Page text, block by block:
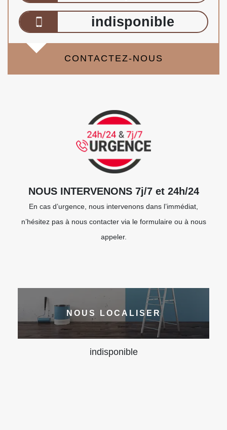
indisponible
CONTACTEZ-NOUS
NOUS INTERVENONS 7j/7 et 24h/24
En cas d’urgence, nous intervenons dans l’immédiat,
n’hésitez pas à nous contacter via le formulaire ou à nous
appeler.
NOUS LOCALISER
indisponible